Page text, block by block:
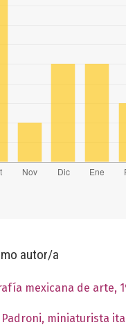
autor/a
mexicana de arte,
miniaturista